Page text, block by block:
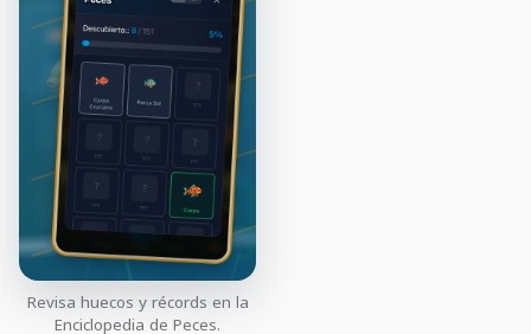
Revisa huecos y récords en la
Enciclopedia de Peces.